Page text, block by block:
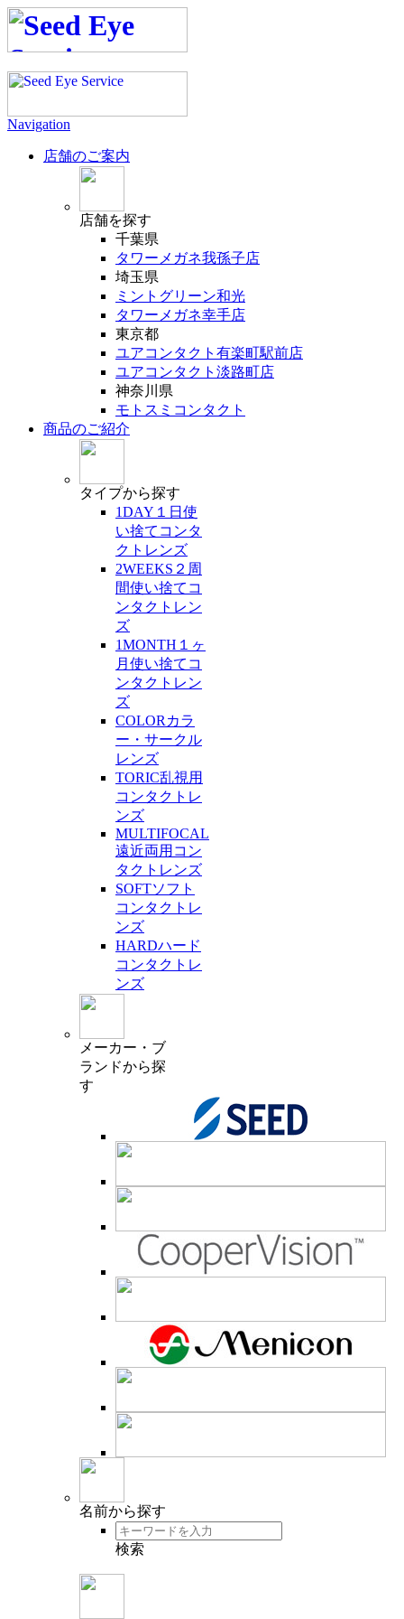
Navigation
店舗のご案内
店舗を探す
千葉県
タワーメガネ我孫子店
埼玉県
ミントグリーン和光
タワーメガネ幸手店
東京都
ユアコンタクト有楽町駅前店
ユアコンタクト淡路町店
神奈川県
モトスミコンタクト
商品のご紹介
タイプから探す
1DAY １日使
い捨てコンタ
クトレンズ
2WEEKS ２周
間使い捨てコ
ンタクトレン
ズ
1MONTH １ヶ
月使い捨てコ
ンタクトレン
ズ
COLORカラ
ー・サークル
レンズ
TORIC乱視用
コンタクトレ
ンズ
MULTIFOCAL
遠近両用コン
タクトレンズ
SOFTソフト
コンタクトレ
ンズ
HARDハード
コンタクトレ
ンズ
メーカー・ブ
ランドから探
す
名前から探す
検索